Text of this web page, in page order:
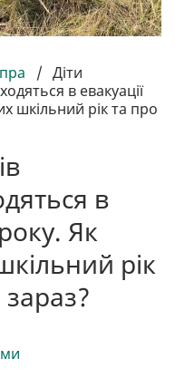
/ Діти
в евакуації
шкільний рік та про
в
Як
рік